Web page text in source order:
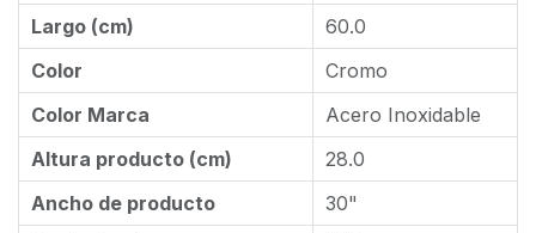
Largo (cm)
60.0
Color
Cromo
Color Marca
Acero Inoxidable
Altura producto (cm)
28.0
Ancho de producto
30"